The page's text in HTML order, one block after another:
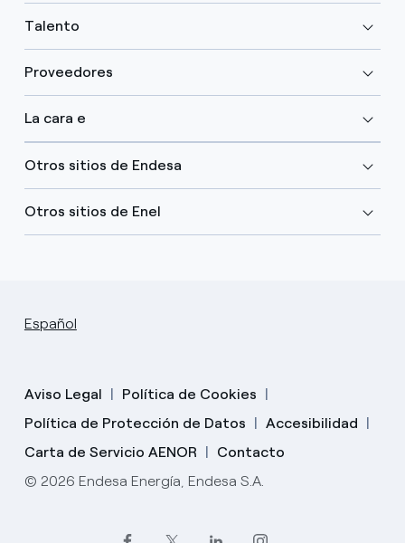
Talento
Proveedores
La cara e
Otros sitios de Endesa
Otros sitios de Enel
Español
Aviso Legal
Política de Cookies
Política de Protección de Datos
Accesibilidad
Carta de Servicio AENOR
Contacto
© 2026 Endesa Energía, Endesa S.A.